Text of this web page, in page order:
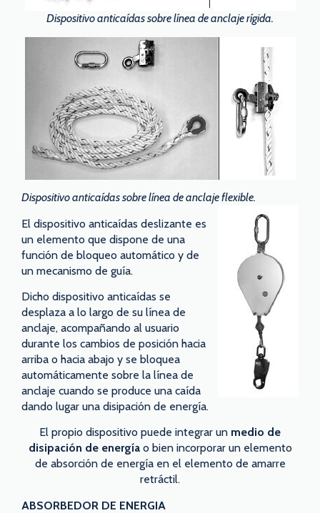
Dispositivo anticaídas sobre línea de anclaje rígida.
Dispositivo anticaídas sobre línea de anclaje flexible.
El dispositivo anticaídas deslizante es
un elemento que dispone de una
función de bloqueo automático y de
un mecanismo de guía.
Dicho dispositivo anticaídas se
desplaza a lo largo de su línea de
anclaje, acompañando al usuario
durante los cambios de posición hacia
arriba o hacia abajo y se bloquea
automáticamente sobre la línea de
anclaje cuando se produce una caída
dando lugar una disipación de energía.
El propio dispositivo puede integrar un medio de
disipación de energíao bien incorporar un elemento
de absorción de energía en el elemento de amarre
retráctil.
ABSORBEDOR DE ENERGIA